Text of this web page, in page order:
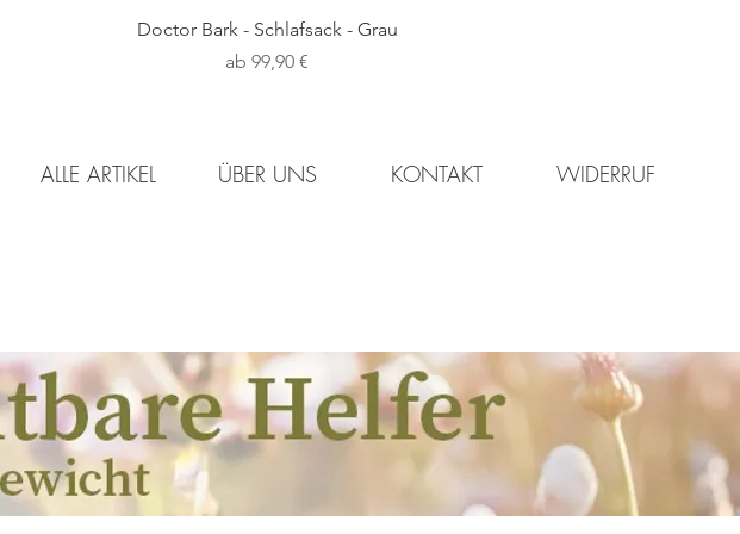
Schnellansicht
Doctor Bark - Schlafsack - Grau
ab 99,90 €
Sale-Preis
ALLE ARTIKEL ÜBER UNS KONTAKT WIDERRUF